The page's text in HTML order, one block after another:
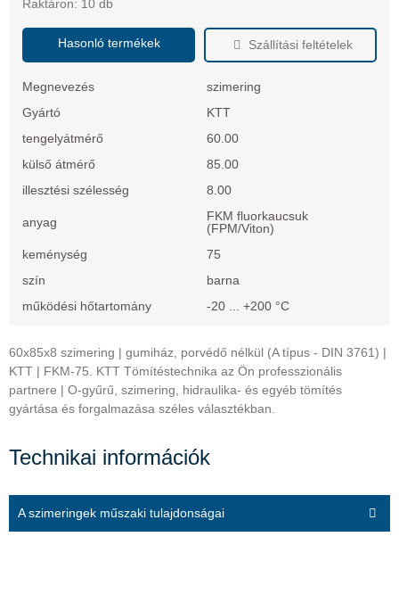
Raktáron: 10 db
Hasonló termékek Szállítási feltételek
Megnevezés
szimering
Gyártó
KTT
tengelyátmérő
60.00
külső átmérő
85.00
illesztési szélesség
8.00
anyag
FKM fluorkaucsuk
(FPM/Viton)
keménység
75
szín
barna
működési hőtartomány
-20 ... +200 °C
60x85x8 szimering | gumiház, porvédő nélkül (A típus - DIN 3761) |
KTT | FKM-75. KTT Tömítéstechnika az Ön professzionális
partnere | O-gyűrű, szimering, hidraulika- és egyéb tömítés
gyártása és forgalmazása széles választékban.
Technikai információk
A szimeringek műszaki tulajdonságai